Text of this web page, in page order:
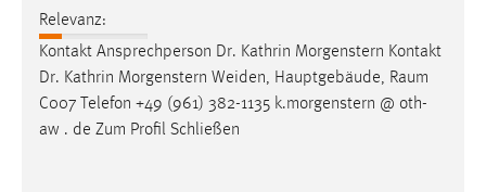
Relevanz:
Kontakt Ansprechperson Dr. Kathrin Morgenstern Kontakt
Dr. Kathrin Morgenstern Weiden, Hauptgebäude, Raum
C007 Telefon +49 (961) 382-1135 k.morgenstern @ oth-
aw . de Zum Profil Schließen